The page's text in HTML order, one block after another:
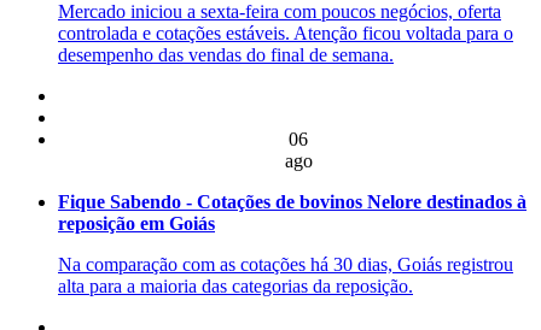
Mercado iniciou a sexta-feira com poucos negócios, oferta
controlada e cotações estáveis. Atenção ficou voltada para o
desempenho das vendas do final de semana.
06
ago
Fique Sabendo - Cotações de bovinos Nelore destinados à
reposição em Goiás
Na comparação com as cotações há 30 dias, Goiás registrou
alta para a maioria das categorias da reposição.